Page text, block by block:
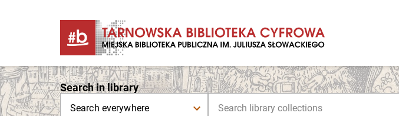
Search in library
Search everywhere